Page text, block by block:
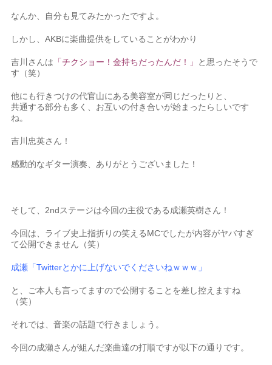
なんか、自分も見てみたかったですよ。
しかし、AKBに楽曲提供をしていることがわかり
吉川さんは 「チクショー！金持ちだったんだ！」 と思ったそうで
す（笑）
他にも行きつけの代官山にある美容室が同じだったりと、
共通する部分も多く、お互いの付き合いが始まったらしいです
ね。
吉川忠英さん！
感動的なギター演奏、ありがとうございました！
そして、2ndステージは今回の主役である成瀬英樹さん！
今回は、ライブ史上指折りの笑えるMCでしたが内容がヤバすぎ
て公開できません（笑）
成瀬「Twitterとかに上げないでくださいねｗｗｗ」
と、ご本人も言ってますので公開することを差し控えますね
（笑）
それでは、音楽の話題で行きましょう。
今回の成瀬さんが組んだ楽曲達の打順ですが以下の通りです。